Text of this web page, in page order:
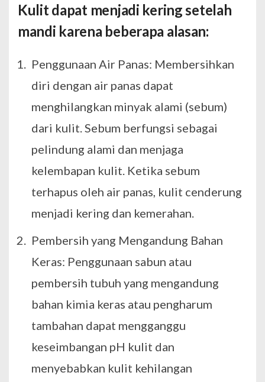
Kulit dapat menjadi kering setelah
mandi karena beberapa alasan:
Penggunaan Air Panas: Membersihkan
diri dengan air panas dapat
menghilangkan minyak alami (sebum)
dari kulit. Sebum berfungsi sebagai
pelindung alami dan menjaga
kelembapan kulit. Ketika sebum
terhapus oleh air panas, kulit cenderung
menjadi kering dan kemerahan.
Pembersih yang Mengandung Bahan
Keras: Penggunaan sabun atau
pembersih tubuh yang mengandung
bahan kimia keras atau pengharum
tambahan dapat mengganggu
keseimbangan pH kulit dan
menyebabkan kulit kehilangan